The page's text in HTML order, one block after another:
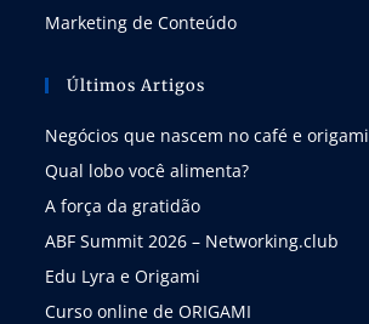
Marketing de Conteúdo
Últimos Artigos
Negócios que nascem no café e origami
Qual lobo você alimenta?
A força da gratidão
ABF Summit 2026 – Networking.club
Edu Lyra e Origami
Curso online de ORIGAMI